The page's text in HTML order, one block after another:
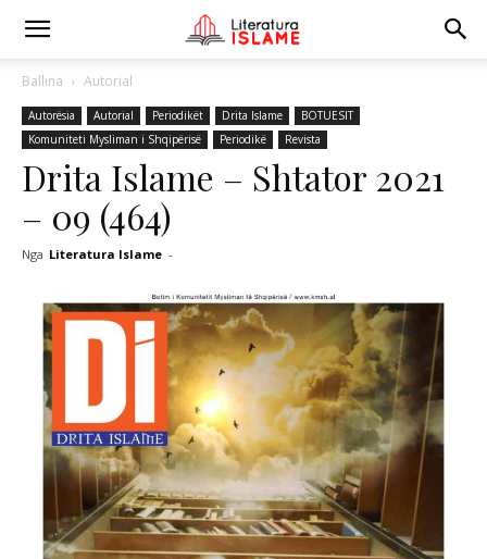
Ballina Autorial
Autorësia Autorial Periodikët Drita Islame
BOTUESIT
Komuniteti Mysliman i Shqipërisë
Periodikë Revista
Drita Islame – Shtator 2021
– 09 (464)
Nga Literatura Islame -